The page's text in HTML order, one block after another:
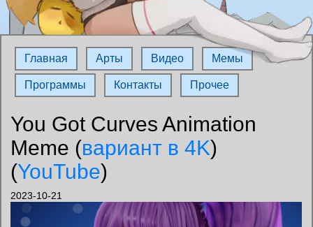
Главная Арты Видео Мемы
Программы Контакты Прочее
You Got Curves Animation
Meme (вариант в 4K)
(YouTube)
2023-10-21